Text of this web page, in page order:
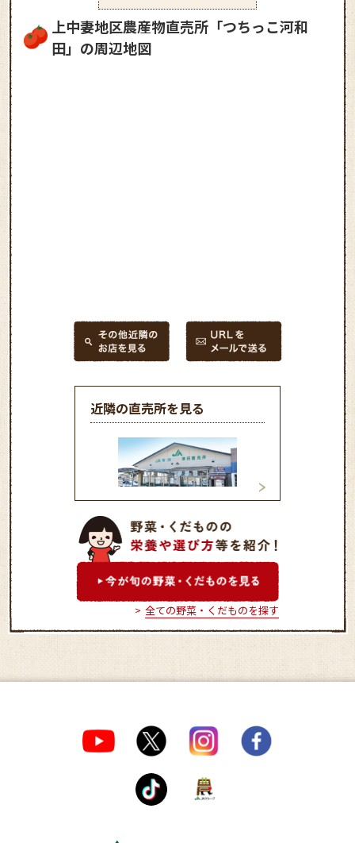
上中妻地区農産物直売所「つちっこ河和
田」の周辺地図
近隣の直売所を見る
ポケットファー
き 茨城町店
全ての野菜・くだものを探す